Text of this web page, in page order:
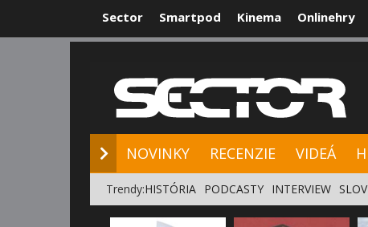
Sector Smartpod Kinema Onlinehry
NOVINKY RECENZIE VIDEÁ
Trendy:HISTÓRIA PODCASTY INTERVIEW